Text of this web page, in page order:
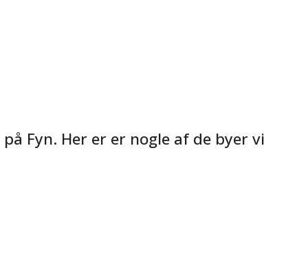
Fyn. Her er er nogle af de byer vi